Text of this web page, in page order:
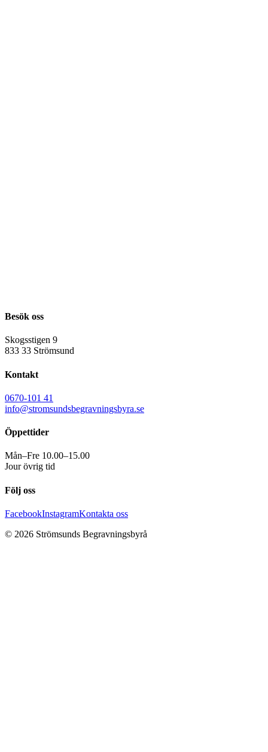
Besök oss
Skogsstigen 9
833 33 Strömsund
Kontakt
0670-101 41
info@stromsundsbegravningsbyra.se
Öppettider
Mån–Fre 10.00–15.00
Jour övrig tid
Följ oss
FacebookInstagramKontakta oss
© 2026 Strömsunds Begravningsbyrå